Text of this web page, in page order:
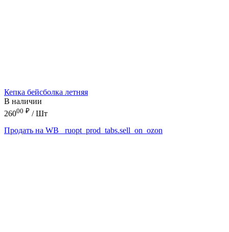
Кепка бейсболка летняя
В наличии
26000 ₽ / Шт
Продать на WB
_ruopt_prod_tabs.sell_on_ozon